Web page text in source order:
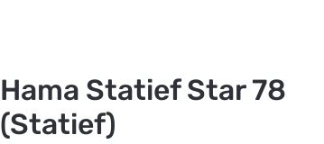
Hama Statief Star 78
(Statief)